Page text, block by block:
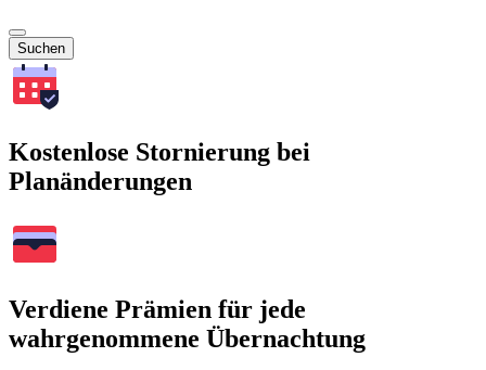
Suchen
Kostenlose Stornierung bei
Planänderungen
Verdiene Prämien für jede
wahrgenommene Übernachtung